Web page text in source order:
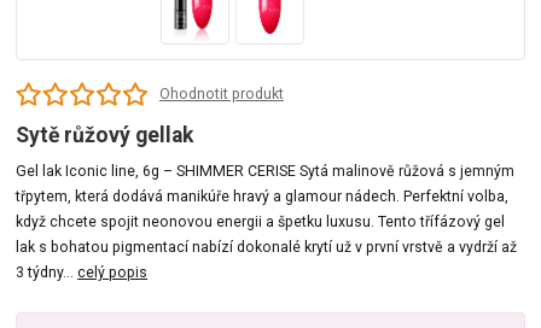
Ohodnotit produkt
Sytě růžový gellak
Gel lak Iconic line, 6g – SHIMMER CERISE Sytá malinově růžová s jemným
třpytem, která dodává manikúře hravý a glamour nádech. Perfektní volba,
když chcete spojit neonovou energii a špetku luxusu. Tento třífázový gel
lak s bohatou pigmentací nabízí dokonalé krytí už v první vrstvě a vydrží až
3 týdny...celý popis